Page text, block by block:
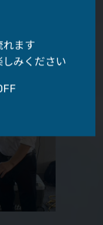
れます
みください